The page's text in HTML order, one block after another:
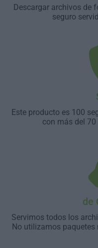
Descargar archivos de
seguro
Este producto es 100
con más del
de
Servimos todos los
No utilizamos